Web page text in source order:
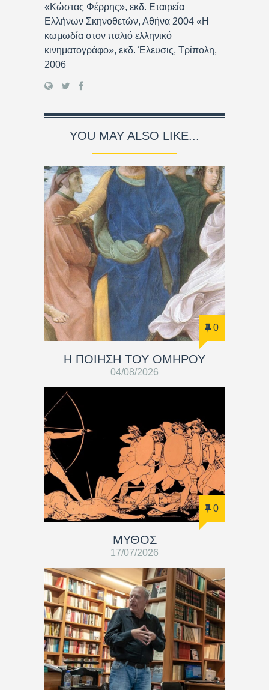
«Κώστας Φέρρης», εκδ. Εταιρεία
Ελλήνων Σκηνοθετών, Αθήνα 2004 «Η
κωμωδία στον παλιό ελληνικό
κινηματογράφο», εκδ. Έλευσις, Τρίπολη,
2006
YOU MAY ALSO LIKE...
0
Η ΠΟΙΗΣΗ ΤΟΥ ΟΜΗΡΟΥ
04/08/2026
0
ΜΥΘΟΣ
17/07/2026